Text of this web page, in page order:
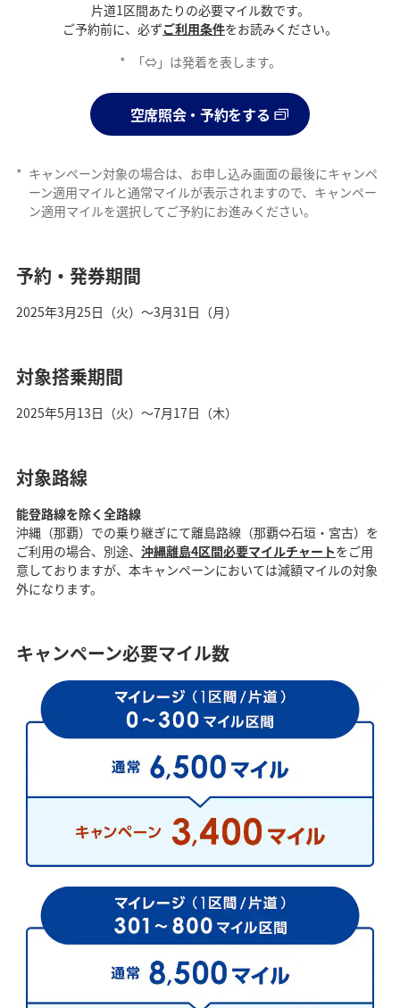
片道1区間あたりの必要マイル数です。
ご予約前に、必ずご利用条件をお読みください。
*
「⇔」は発着を表します。
空席照会・予約をする
* キャンペーン対象の場合は、お申し込み画面の最後にキャンペ
ーン適用マイルと通常マイルが表示されますので、キャンペー
ン適用マイルを選択してご予約にお進みください。
予約・発券期間
2025年3月25日（火）～3月31日（月）
対象搭乗期間
2025年5月13日（火）～7月17日（木）
対象路線
能登路線を除く全路線
沖縄（那覇）での乗り継ぎにて離島路線（那覇⇔石垣・宮古）を
ご利用の場合、別途、 沖縄離島4区間必要マイルチャートをご用
意しておりますが、本キャンペーンにおいては減額マイルの対象
外になります。
キャンペーン必要マイル数